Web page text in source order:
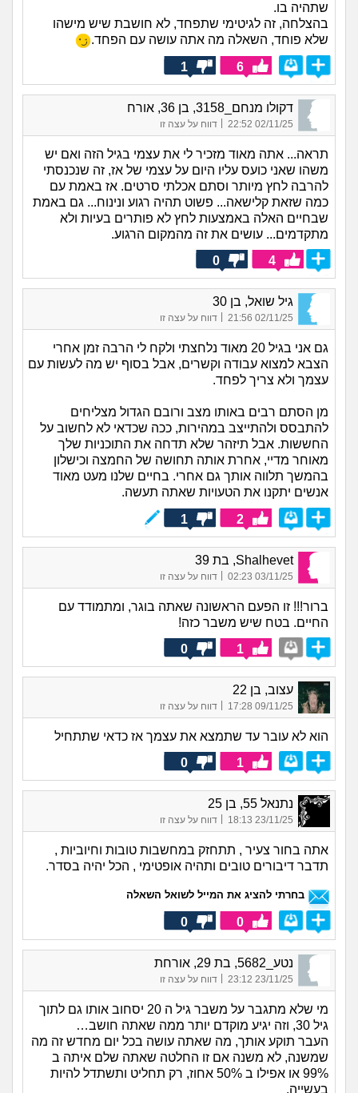
שתהיה בו.
בהצלחה, זה לגיטימי שתפחד, לא חושבת שיש מישהו
שלא פוחד, השאלה מה אתה עושה עם הפחד.
6
1
דקולו מנחם_3158, בן 36, אורח
02/11/25 22:52 דווח על עצה זו
תראה... אתה מאוד מזכיר לי את עצמי בגיל הזה ואם יש
משהו שאני כועס עליו היום על עצמי של אז, זה שנכנסתי
להרבה לחץ מיותר וסתם אכלתי סרטים. אז באמת עם
כמה שזאת קלישאה... פשוט תהיה רגוע ונינוח... גם באמת
שבחיים האלה באמצעות לחץ לא פותרים בעיות ולא
מתקדמים... עושים את זה מהמקום הרגוע.
4
0
גיל שואל, בן 30
02/11/25 21:56 דווח על עצה זו
גם אני בגיל 20 מאוד נלחצתי ולקח לי הרבה זמן אחרי
הצבא למצוא עבודה וקשרים, אבל בסוף יש מה לעשות עם
עצמך ולא צריך לפחד.
מן הסתם רבים באותו מצב ורובם הגדול מצליחים
להתבסס ולהתייצב במהירות, ככה שכדאי לא לחשוב על
החששות. אבל תיזהר שלא תדחה את התוכניות שלך
מאוחר מדיי, אחרת אותה תחושה של החמצה וכישלון
בהמשך תלווה אותך גם אחרי. בחיים שלנו מעט מאוד
אנשים יתקנו את הטעויות שאתה תעשה.
2
1
Shalhevet, בת 39
03/11/25 02:23
| דווח על עצה זו
ברור!!! זו הפעם הראשונה שאתה בוגר, ומתמודד עם
החיים. בטח שיש משבר כזה!
1
0
עצוב, בן 22
09/11/25 17:28
| דווח על עצה זו
הוא לא עובר עד שתמצא את עצמך אז כדאי שתתחיל
1
0
נתנאל 55, בן 25
23/11/25 18:13 דווח על עצה זו
אתה בחור צעיר , תתחזק במחשבות טובות וחיוביות ,
תדבר דיבורים טובים ותהיה אופטימי , הכל יהיה בסדר.
בחרתי להציג את המייל לשואל השאלה
0
0
נטע_5682, בת 29, אורחת
23/11/25 23:12 דווח על עצה זו
מי שלא מתגבר על משבר גיל ה 20 יסחוב אותו גם לתוך
גיל 30, וזה יגיע מוקדם יותר ממה שאתה חושב…
העבר תוקע אותך, מה שאתה עושה בכל יום מחדש זה מה
שמשנה, לא משנה אם זו החלטה שאתה שלם איתה ב
99% או אפילו ב 50% אחוז, רק תחליט ותשתדל להיות
בעשייה.